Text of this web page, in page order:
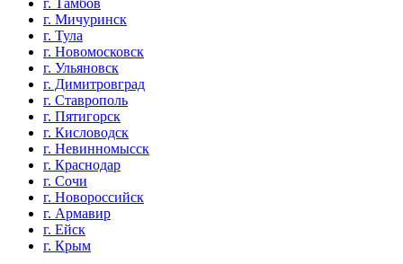
г. Тамбов
г. Мичуринск
г. Тула
г. Новомосковск
г. Ульяновск
г. Димитровград
г. Ставрополь
г. Пятигорск
г. Кисловодск
г. Невинномысск
г. Краснодар
г. Сочи
г. Новороссийск
г. Армавир
г. Ейск
г. Крым